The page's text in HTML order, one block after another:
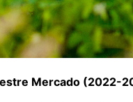
Mercado (2022-